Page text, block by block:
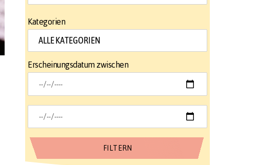
Kategorien
Erscheinungsdatum zwischen